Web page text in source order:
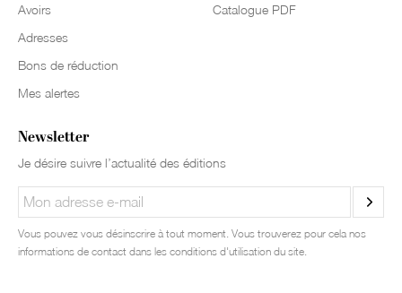
Avoirs
Adresses
Bons de réduction
Mes alertes
Catalogue PDF
Newsletter
Je désire suivre l’actualité des éditions
Vous pouvez vous désinscrire à tout moment. Vous trouverez pour cela nos
informations de contact dans les conditions d'utilisation du site.